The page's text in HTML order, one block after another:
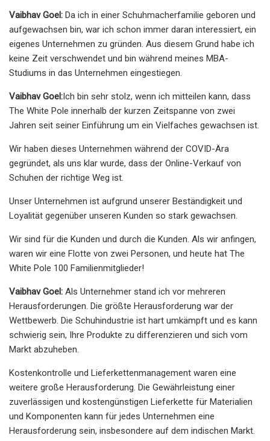
Vaibhav Goel: Da ich in einer Schuhmacherfamilie geboren und
aufgewachsen bin, war ich schon immer daran interessiert, ein
eigenes Unternehmen zu gründen. Aus diesem Grund habe ich
keine Zeit verschwendet und bin während meines MBA-
Studiums in das Unternehmen eingestiegen.
Vaibhav Goel:Ich bin sehr stolz, wenn ich mitteilen kann, dass
The White Pole innerhalb der kurzen Zeitspanne von zwei
Jahren seit seiner Einführung um ein Vielfaches gewachsen ist.
Wir haben dieses Unternehmen während der COVID-Ära
gegründet, als uns klar wurde, dass der Online-Verkauf von
Schuhen der richtige Weg ist.
Unser Unternehmen ist aufgrund unserer Beständigkeit und
Loyalität gegenüber unseren Kunden so stark gewachsen.
Wir sind für die Kunden und durch die Kunden. Als wir anfingen,
waren wir eine Flotte von zwei Personen, und heute hat The
White Pole 100 Familienmitglieder!
Vaibhav Goel: Als Unternehmer stand ich vor mehreren
Herausforderungen. Die größte Herausforderung war der
Wettbewerb. Die Schuhindustrie ist hart umkämpft und es kann
schwierig sein, Ihre Produkte zu differenzieren und sich vom
Markt abzuheben.
Kostenkontrolle und Lieferkettenmanagement waren eine
weitere große Herausforderung. Die Gewährleistung einer
zuverlässigen und kostengünstigen Lieferkette für Materialien
und Komponenten kann für jedes Unternehmen eine
Herausforderung sein, insbesondere auf dem indischen Markt.